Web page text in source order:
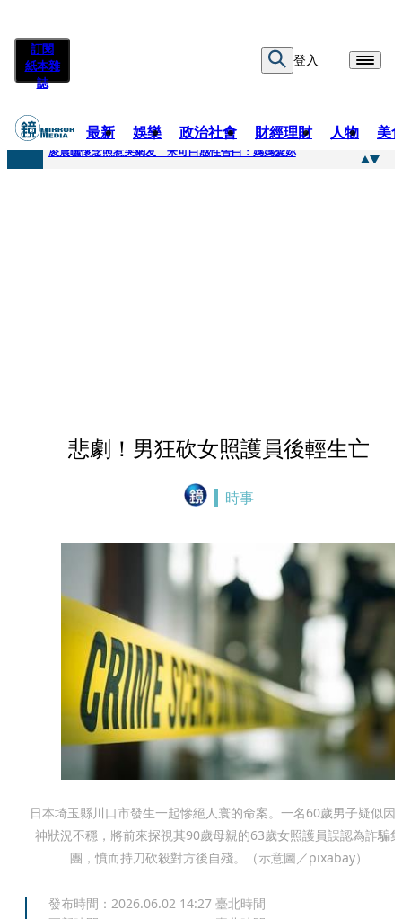
訂閱
紙本雜
誌
登入
最新 娛樂 政治社會 財經理財 人物 美
快訊
凌晨曬懷念照惹哭網友 米可白感性告白：媽媽愛妳
悲劇！男狂砍女照護員後輕生亡
時事
日本埼玉縣川口市發生一起慘絕人寰的命案。一名60歲男子疑似因
神狀況不穩，將前來探視其90歲母親的63歲女照護員誤認為詐騙集
團，憤而持刀砍殺對方後自殘。（示意圖／pixabay）
發布時間： 2026.06.02 14:27 臺北時間